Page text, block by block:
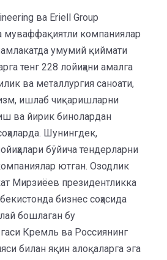
ва Eriell Group
муваффақиятли компаниялар
умумий қиймати
тенг 228 лойиҳани амалга
ва металлургия саноати,
ишлаб чиқаришларни
ва йирик бинолардан
Шунингдек,
бўйича тендерларни
ютган. Озодлик
Мирзиёев президентликка
бизнес соҳасида
бошлаган бу
Кремль ва Россиянинг
билан яқин алоқаларга эга